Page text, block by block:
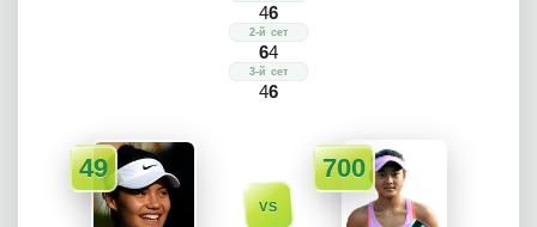
46
6
2-й сет
4
4
3-й сет
6
49 700
VS